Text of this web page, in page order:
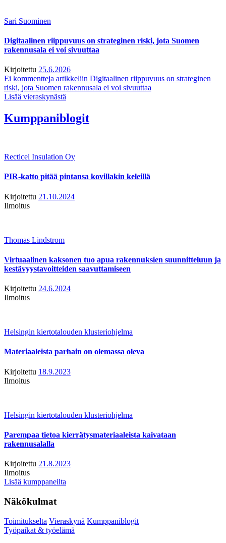
Sari Suominen
Digitaalinen riippuvuus on strateginen riski, jota Suomen
rakennusala ei voi sivuuttaa
Kirjoitettu 25.6.2026
Ei kommentteja artikkeliin Digitaalinen riippuvuus on strateginen
riski, jota Suomen rakennusala ei voi sivuuttaa
Lisää vieraskynästä
Kumppaniblogit
Recticel Insulation Oy
PIR-katto pitää pintansa kovillakin keleillä
Kirjoitettu 21.10.2024
Ilmoitus
Thomas Lindstrom
Virtuaalinen kaksonen tuo apua rakennuksien suunnitteluun ja
kestävyystavoitteiden saavuttamiseen
Kirjoitettu 24.6.2024
Ilmoitus
Helsingin kiertotalouden klusteriohjelma
Materiaaleista parhain on olemassa oleva
Kirjoitettu 18.9.2023
Ilmoitus
Helsingin kiertotalouden klusteriohjelma
Parempaa tietoa kierrätysmateriaaleista kaivataan
rakennusalalla
Kirjoitettu 21.8.2023
Ilmoitus
Lisää kumppaneilta
Näkökulmat
Toimitukselta Vieraskynä Kumppaniblogit
Työpaikat & työelämä